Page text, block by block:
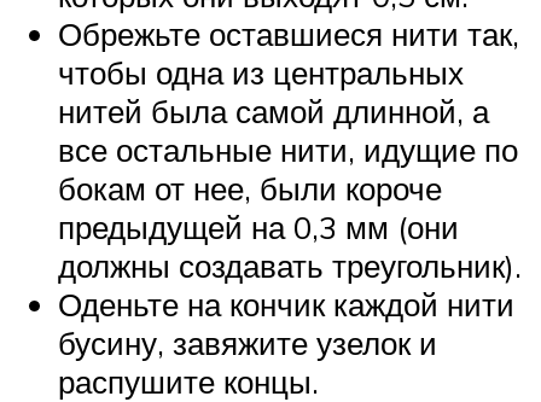
Обрежьте оставшиеся нити так,
чтобы одна из центральных
нитей была самой длинной, а
все остальные нити, идущие по
бокам от нее, были короче
предыдущей на 0,3 мм (они
должны создавать треугольник).
Оденьте на кончик каждой нити
бусину, завяжите узелок и
распушите концы.